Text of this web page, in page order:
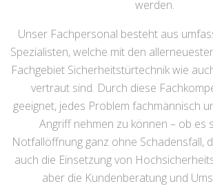
werden.
Unser Fachpersonal besteht aus
Spezialisten, welche mit den
Fachgebiet Sicherheitstürtechnik wie
vertraut sind. Durch diese
geeignet, jedes Problem fachmännisch
Angriff nehmen zu können – ob es
Notfallöffnung ganz ohne Schadensfall,
auch die Einsetzung von
aber die Kundenberatung und